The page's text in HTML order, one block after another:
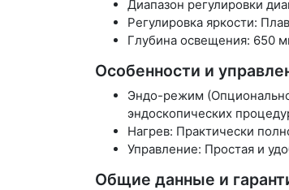
Диапазон регулировки
Регулировка яркости:
Глубина освещения: 650
Особенности и
Эндо-режим
эндоскопических
Нагрев: Практически
Управление: Простая и
Общие данные и